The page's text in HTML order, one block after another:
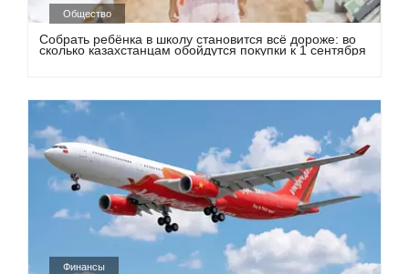
Общество
Собрать ребёнка в школу становится всё дороже: во
сколько казахстанцам обойдутся покупки к 1 сентября
Финансы